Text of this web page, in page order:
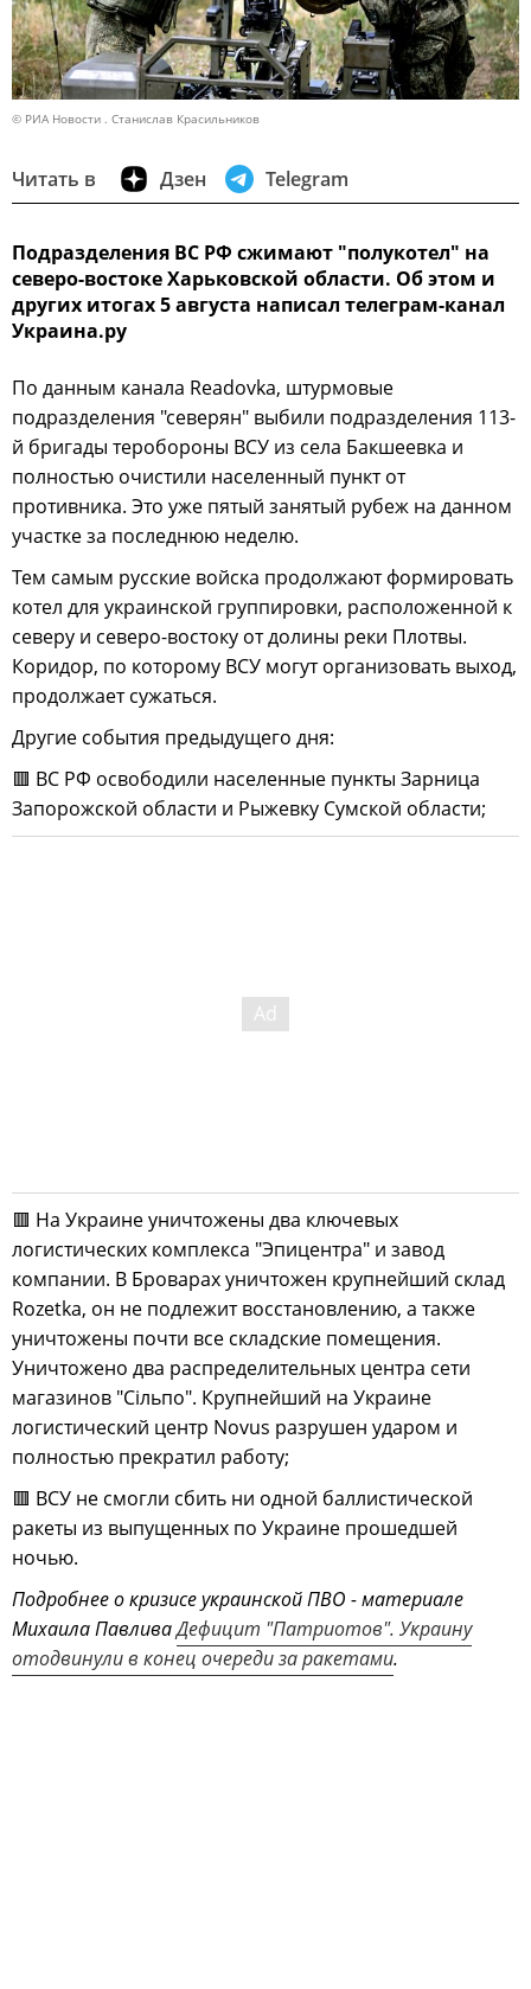
© РИА Новости . Станислав Красильников
Читать в Дзен Telegram
Подразделения ВС РФ сжимают "полукотел" на
северо-востоке Харьковской области. Об этом и
других итогах 5 августа написал телеграм-канал
Украина.ру
По данным канала Readovka, штурмовые
подразделения "северян" выбили подразделения 113-
й бригады теробороны ВСУ из села Бакшеевка и
полностью очистили населенный пункт от
противника. Это уже пятый занятый рубеж на данном
участке за последнюю неделю.
Тем самым русские войска продолжают формировать
котел для украинской группировки, расположенной к
северу и северо-востоку от долины реки Плотвы.
Коридор, по которому ВСУ могут организовать выход,
продолжает сужаться.
Другие события предыдущего дня:
🟥 ВС РФ освободили населенные пункты Зарница
Запорожской области и Рыжевку Сумской области;
🟥 На Украине уничтожены два ключевых
логистических комплекса "Эпицентра" и завод
компании. В Броварах уничтожен крупнейший склад
Rozetka, он не подлежит восстановлению, а также
уничтожены почти все складские помещения.
Уничтожено два распределительных центра сети
магазинов "Сiльпо". Крупнейший на Украине
логистический центр Novus разрушен ударом и
полностью прекратил работу;
🟥 ВСУ не смогли сбить ни одной баллистической
ракеты из выпущенных по Украине прошедшей
ночью.
Подробнее о кризисе украинской ПВО - материале
Михаила ПавливаДефицит "Патриотов". Украину
отодвинули в конец очереди за ракетами.